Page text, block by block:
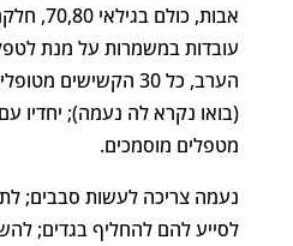
עובדות במשמרות על מנת
הערב, כל 30 הקשישים
מטפלים מוסמכים.
נעמה צריכה לעשות סבבים;
לסייע להם להחליף בגדים;